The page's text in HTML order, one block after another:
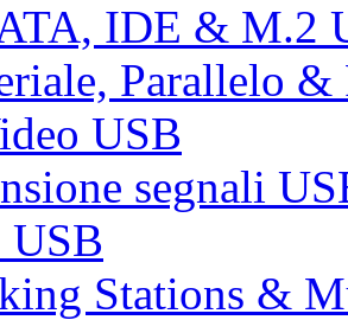
IDE & M.2
Parallelo &
USB
segnali
USB
Stations &